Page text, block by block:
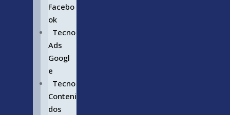
Facebo
ok
Tecno
Ads
Googl
e
Tecno
Conteni
dos